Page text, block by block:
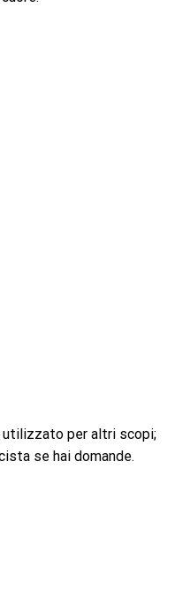
utilizzato per altri scopi;
se hai domande.